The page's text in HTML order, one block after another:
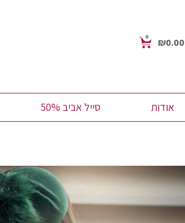
₪0.00
0
אודות סייל אביב 50%